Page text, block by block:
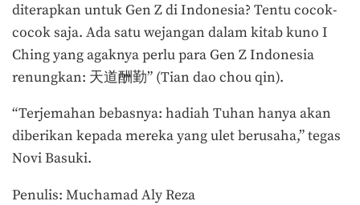
diterapkan untuk Gen Z di Indonesia? Tentu cocok-
cocok saja. Ada satu wejangan dalam kitab kuno I
Ching yang agaknya perlu para Gen Z Indonesia
renungkan: 天道酬勤” (Tian dao chou qin).
“Terjemahan bebasnya: hadiah Tuhan hanya akan
diberikan kepada mereka yang ulet berusaha,” tegas
Novi Basuki.
Penulis: Muchamad Aly Reza